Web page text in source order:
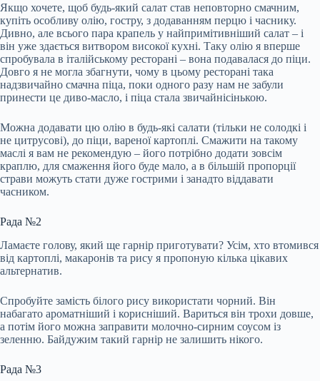
Якщо хочете, щоб будь-який салат став неповторно смачним,
купіть особливу олію, гостру, з додаванням перцю і часнику.
Дивно, але всього пара крапель у найпримітивніший салат – і
він уже здається витвором високої кухні. Таку олію я вперше
спробувала в італійському ресторані – вона подавалася до піци.
Довго я не могла збагнути, чому в цьому ресторані така
надзвичайно смачна піца, поки одного разу нам не забули
принести це диво-масло, і піца стала звичайнісінькою.
Можна додавати цю олію в будь-які салати (тільки не солодкі і
не цитрусові), до піци, вареної картоплі. Смажити на такому
маслі я вам не рекомендую – його потрібно додати зовсім
краплю, для смаження його буде мало, а в більшій пропорції
страви можуть стати дуже гострими і занадто віддавати
часником.
Рада №2
Ламаєте голову, який ще гарнір приготувати? Усім, хто втомився
від картоплі, макаронів та рису я пропоную кілька цікавих
альтернатив.
Спробуйте замість білого рису використати чорний. Він
набагато ароматніший і корисніший. Вариться він трохи довше,
а потім його можна заправити молочно-сирним соусом із
зеленню. Байдужим такий гарнір не залишить нікого.
Рада №3